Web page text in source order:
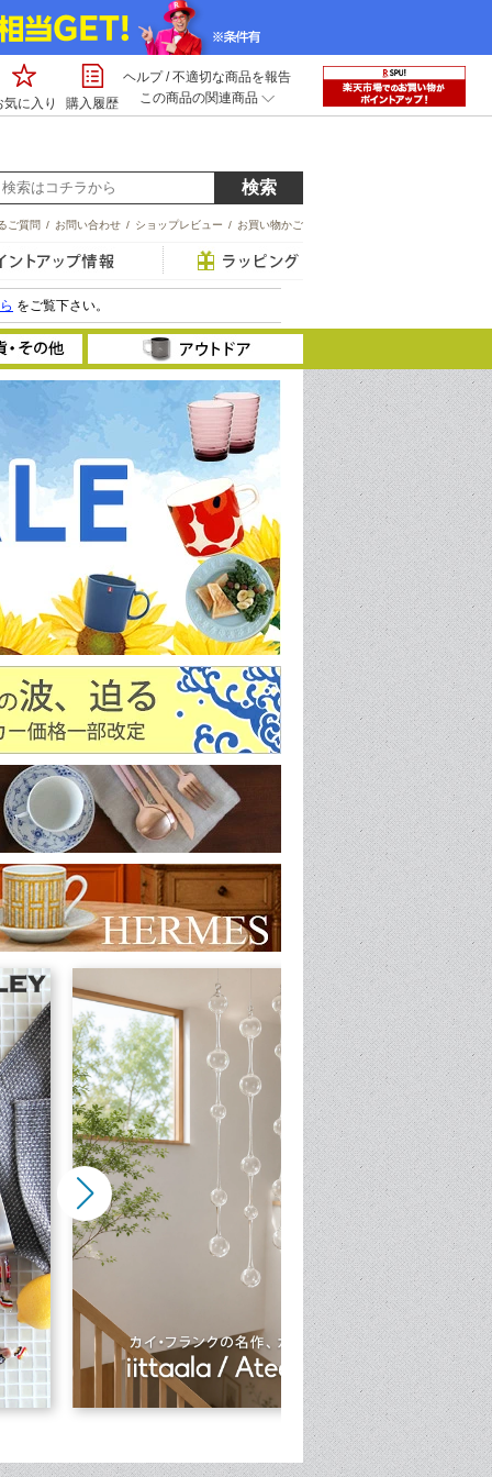
気に入り 購入履歴
ヘルプ/不適切な商品を報告
この商品の関連商品
お買い物かご
/
ショップレビュー
/
お問い合わせ
/
ご質問
をご覧下さい。
ク
雑貨
調理器具
食器・カトラリー
ツール
水筒・ボトル
クーラーボックス
ファニチャー
テント・タープ
アクセサリー
寝袋
ライト・ランタン
バッグ
アパレルウェア